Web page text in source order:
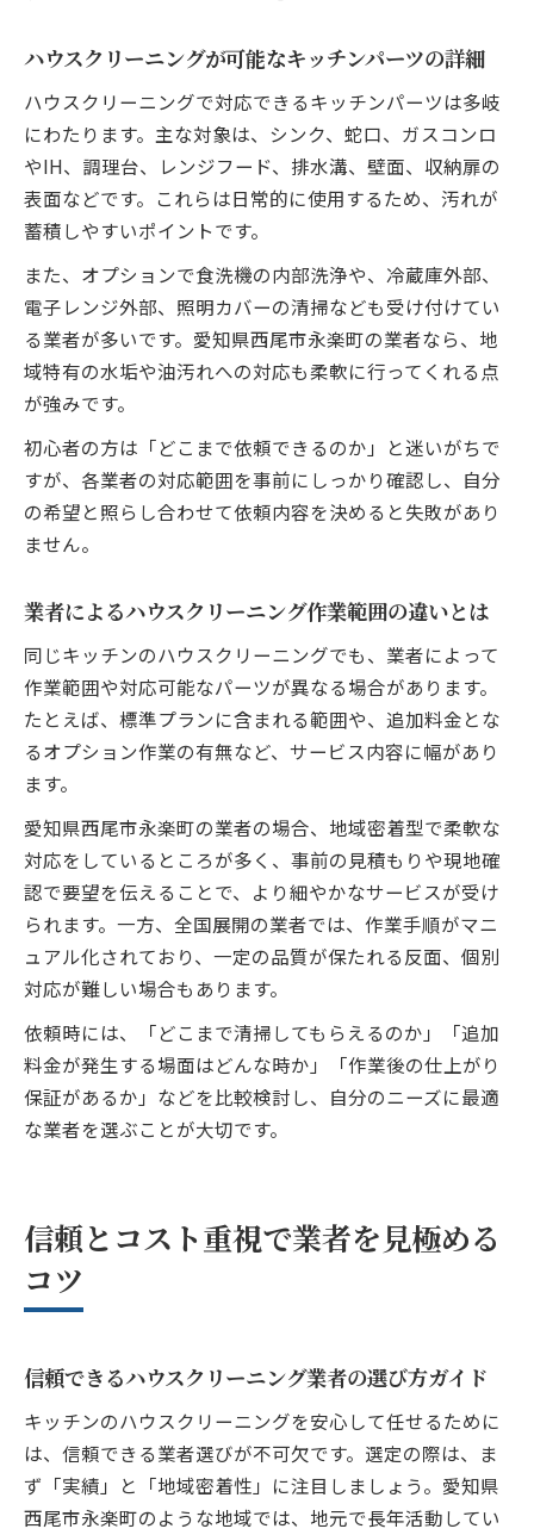
ハウスクリーニングが可能なキッチンパーツの詳細
ハウスクリーニングで対応できるキッチンパーツは多岐
にわたります。主な対象は、シンク、蛇口、ガスコンロ
やIH、調理台、レンジフード、排水溝、壁面、収納扉の
表面などです。これらは日常的に使用するため、汚れが
蓄積しやすいポイントです。
また、オプションで食洗機の内部洗浄や、冷蔵庫外部、
電子レンジ外部、照明カバーの清掃なども受け付けてい
る業者が多いです。愛知県西尾市永楽町の業者なら、地
域特有の水垢や油汚れへの対応も柔軟に行ってくれる点
が強みです。
初心者の方は「どこまで依頼できるのか」と迷いがちで
すが、各業者の対応範囲を事前にしっかり確認し、自分
の希望と照らし合わせて依頼内容を決めると失敗があり
ません。
業者によるハウスクリーニング作業範囲の違いとは
同じキッチンのハウスクリーニングでも、業者によって
作業範囲や対応可能なパーツが異なる場合があります。
たとえば、標準プランに含まれる範囲や、追加料金とな
るオプション作業の有無など、サービス内容に幅があり
ます。
愛知県西尾市永楽町の業者の場合、地域密着型で柔軟な
対応をしているところが多く、事前の見積もりや現地確
認で要望を伝えることで、より細やかなサービスが受け
られます。一方、全国展開の業者では、作業手順がマニ
ュアル化されており、一定の品質が保たれる反面、個別
対応が難しい場合もあります。
依頼時には、「どこまで清掃してもらえるのか」「追加
料金が発生する場面はどんな時か」「作業後の仕上がり
保証があるか」などを比較検討し、自分のニーズに最適
な業者を選ぶことが大切です。
信頼とコスト重視で業者を見極める
コツ
信頼できるハウスクリーニング業者の選び方ガイド
キッチンのハウスクリーニングを安心して任せるために
は、信頼できる業者選びが不可欠です。選定の際は、ま
ず「実績」と「地域密着性」に注目しましょう。愛知県
西尾市永楽町のような地域では、地元で長年活動してい